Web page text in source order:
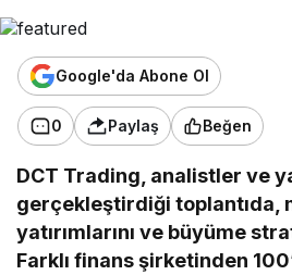
Google'da Abone Ol
0 Paylaş Beğen
DCT Trading, analistler ve
gerçekleştirdiği toplantıda,
yatırımlarını ve büyüme
Farklı finans şirketinden